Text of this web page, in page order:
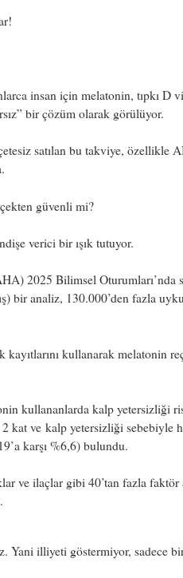
insan için melatonin, tıpkı D
bir çözüm olarak görülüyor.
satılan bu takviye, özellikle
güvenli mi?
verici bir ışık tutuyor.
2025 Bilimsel Oturumları’nda
bir analiz, 130.000’den fazla
kayıtlarını kullanarak melatonin
kullananlarda kalp yetersizliği
2 kat ve kalp yetersizliği sebebiyle
karşı %6,6) bulundu.
ve ilaçlar gibi 40’tan fazla faktör
Yani illiyeti göstermiyor, sadece